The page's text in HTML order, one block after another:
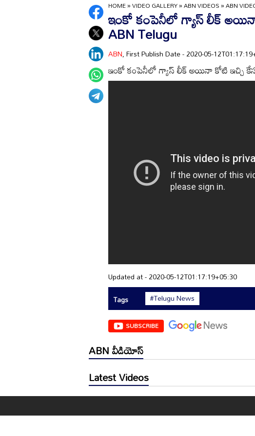
HOME»VIDEO GALLERY»ABN VIDEOS»ABN
ఇంకో కంపెనీలో గ్యాస్ లీక్ అయినా
ABN Telugu
ABN, First Publish Date - 2020-05-
ఇంకో కంపెనీలో గ్యాస్ లీక్ అయినా కోటి ఇచ్చి
Updated at - 2020-05-12T01:17:19+05:30
Tags
#Telugu News
SUBSCRIBE
ABN వీడియోస్
Latest Videos